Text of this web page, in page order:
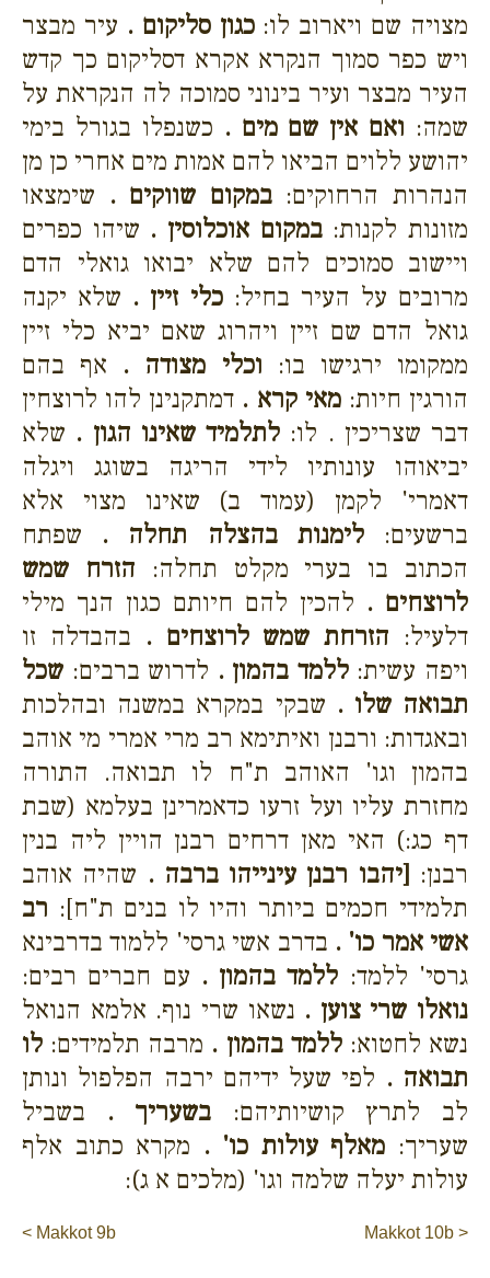
מצויה שם ויארוב לו:כגון סליקום . עיר מבצר
ויש כפר סמוך הנקרא אקרא דסליקום כך קדש
העיר מבצר ועיר בינוני סמוכה לה הנקראת על
שמה: ואם אין שם מים . כשנפלו בגורל בימי
יהושע ללוים הביאו להם אמות מים אחרי כן מן
הנהרות הרחוקים:במקום שווקים . שימצאו
מזונות לקנות:במקום אוכלוסין . שיהו כפרים
ויישוב סמוכים להם שלא יבואו גואלי הדם
מרובים על העיר בחיל:כלי זיין . שלא יקנה
גואל הדם שם זיין ויהרוג שאם יביא כלי זיין
ממקומו ירגישו בו: וכלי מצודה . אף בהם
הורגין חיות:מאי קרא . דמתקנינן להו לרוצחין
דבר שצריכין . לו: לתלמיד שאינו הגון . שלא
יביאוהו עונותיו לידי הריגה בשוגג ויגלה
דאמרי' לקמן (עמוד ב) שאינו מצוי אלא
ברשעים:לימנות בהצלה תחלה . שפתח
הכתוב בו בערי מקלט תחלה: הזרח שמש
לרוצחים . להכין להם חיותם כגון הנך מילי
דלעיל: הזרחת שמש לרוצחים . בהבדלה זו
ויפה עשית:ללמד בהמון . לדרוש ברבים: שכל
תבואה שלו . שבקי במקרא במשנה ובהלכות
ובאגדות: ורבנן ואיתימא רב מרי אמרי מי אוהב
בהמון וגו' האוהב ת"ח לו תבואה. התורה
מחזרת עליו ועל זרעו כדאמרינן בעלמא (שבת
דף כג:) האי מאן דרחים רבנן הויין ליה בנין
רבנן: [יהבו רבנן עינייהו ברבה . שהיה אוהב
תלמידי חכמים ביותר והיו לו בנים ת"ח]: רב
אשי אמר כו' . בדרב אשי גרסי' ללמוד בדרבינא
גרסי' ללמד: ללמד בהמון . עם חברים רבים:
נואלו שרי צוען . נשאו שרי נוף. אלמא הנואל
נשא לחטוא:ללמד בהמון . מרבה תלמידים: לו
תבואה . לפי שעל ידיהם ירבה הפלפול ונותן
לב לתרץ קושיותיהם: בשעריך . בשביל
שעריך: מאלף עולות כו' . מקרא כתוב אלף
עולות יעלה שלמה וגו' (מלכים א ג):
< Makkot 9b Makkot 10b >